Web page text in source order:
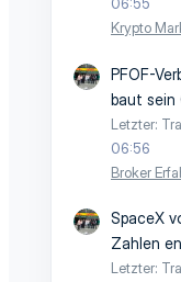
Krypto
PFOF-
baut sein
Letzter:
06:56
Broker
SpaceX
Zahlen
Letzter: